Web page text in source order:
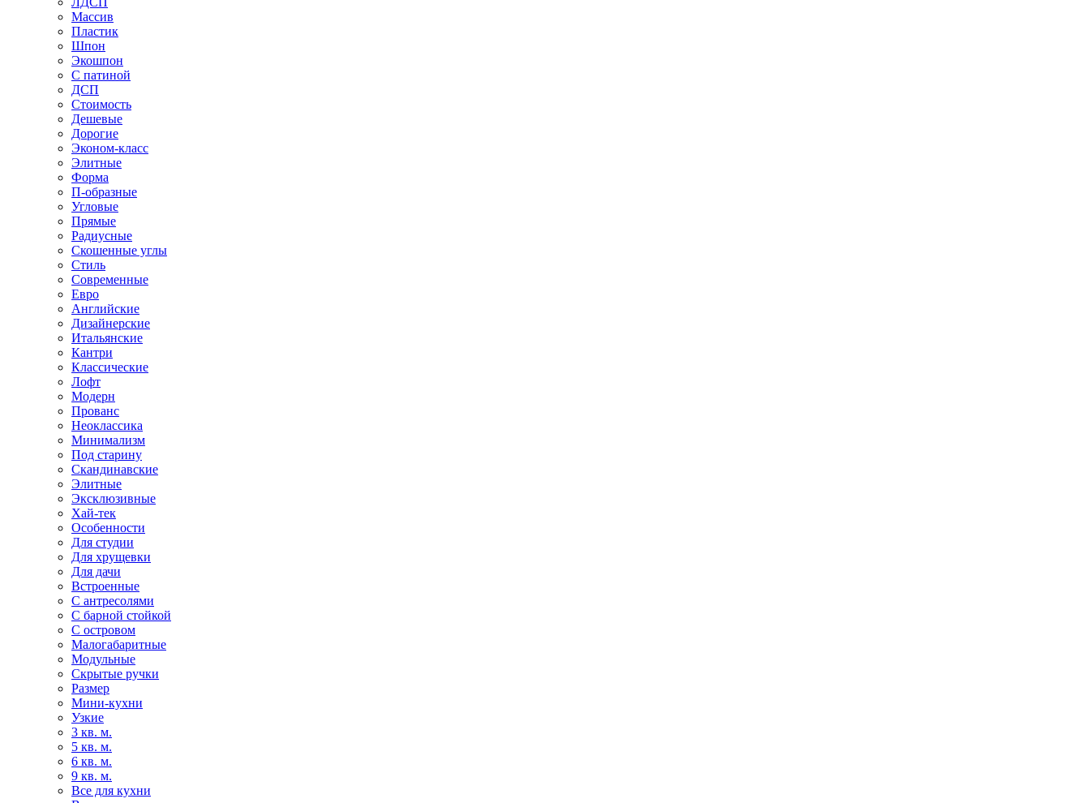
Массив
Пластик
Шпон
Экошпон
С патиной
ДСП
Стоимость
Дешевые
Дорогие
Эконом-класс
Элитные
Форма
П-образные
Угловые
Прямые
Радиусные
Скошенные углы
Стиль
Современные
Евро
Английские
Дизайнерские
Итальянские
Кантри
Классические
Лофт
Модерн
Прованс
Неоклассика
Минимализм
Под старину
Скандинавские
Элитные
Эксклюзивные
Хай-тек
Особенности
Для студии
Для хрущевки
Для дачи
Встроенные
С антресолями
С барной стойкой
С островом
Малогабаритные
Модульные
Скрытые ручки
Размер
Мини-кухни
Узкие
3 кв. м.
5 кв. м.
6 кв. м.
9 кв. м.
Все для кухни